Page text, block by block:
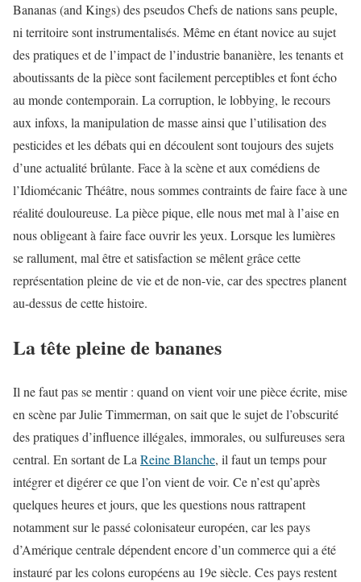
Bananas (and Kings) des pseudos Chefs de nations sans peuple,
ni territoire sont instrumentalisés. Même en étant novice au sujet
des pratiques et de l’impact de l’industrie bananière, les tenants et
aboutissants de la pièce sont facilement perceptibles et font écho
au monde contemporain. La corruption, le lobbying, le recours
aux infoxs, la manipulation de masse ainsi que l’utilisation des
pesticides et les débats qui en découlent sont toujours des sujets
d’une actualité brûlante. Face à la scène et aux comédiens de
l’Idiomécanic Théâtre, nous sommes contraints de faire face à une
réalité douloureuse. La pièce pique, elle nous met mal à l’aise en
nous obligeant à faire face ouvrir les yeux. Lorsque les lumières
se rallument, mal être et satisfaction se mêlent grâce cette
représentation pleine de vie et de non-vie, car des spectres planent
au-dessus de cette histoire.
La tête pleine de bananes
Il ne faut pas se mentir : quand on vient voir une pièce écrite, mise
en scène par Julie Timmerman, on sait que le sujet de l’obscurité
des pratiques d’influence illégales, immorales, ou sulfureuses sera
central. En sortant de La Reine Blanche, il faut un temps pour
intégrer et digérer ce que l’on vient de voir. Ce n’est qu’après
quelques heures et jours, que les questions nous rattrapent
notamment sur le passé colonisateur européen, car les pays
d’Amérique centrale dépendent encore d’un commerce qui a été
instauré par les colons européens au 19e siècle. Ces pays restent